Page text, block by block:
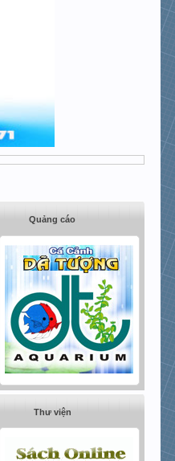
Quảng cáo
Thư viện